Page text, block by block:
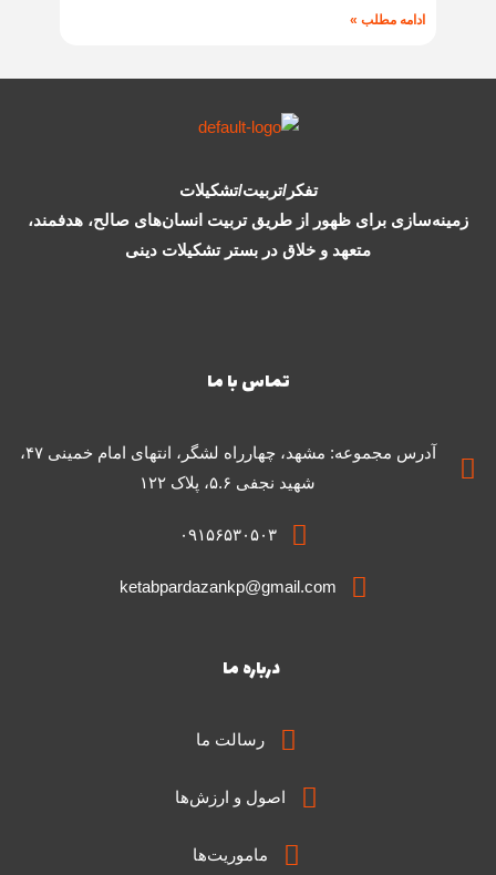
ادامه مطلب »
تفکر/تربیت/تشکیلات
زمینه‌سازی برای ظهور از طریق تربیت انسان‌های صالح، هدفمند،
متعهد و خلاق در بستر تشکیلات دینی
تماس با ما
آدرس مجموعه: مشهد، چهارراه لشگر، انتهای امام خمینی ۴۷،
شهید نجفی ۵.۶، پلاک ۱۲۲
۰۹۱۵۶۵۳۰۵۰۳
ketabpardazankp@gmail.com
درباره ما
رسالت ما
اصول و ارزش‌ها
ماموریت‌ها